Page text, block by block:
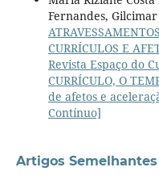
Fernandes,
CURRÍCULOS E
Revista Espaço do
CURRÍCULO, O
de afetos e
Contínuo]
Artigos Semelhantes